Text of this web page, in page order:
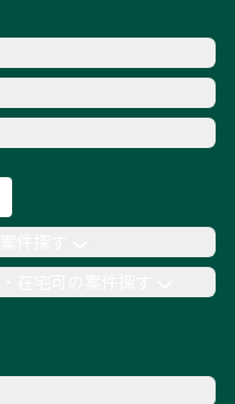
Ruby
在宅可の案件探す